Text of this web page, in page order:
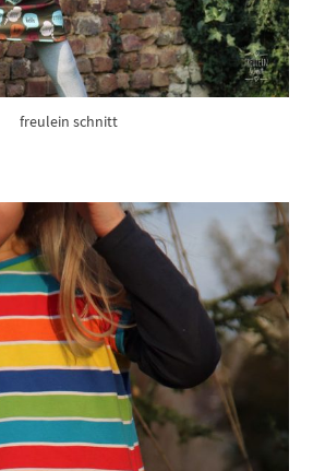
freulein schnitt